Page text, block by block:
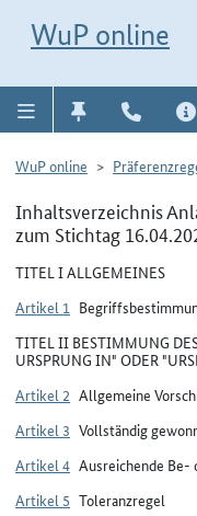
WuP online
WuP online
Inhaltsverzeichnis
zum Stichtag
TITEL I ALLGEMEINES
Artikel 1
TITEL II BESTIMMUNG
URSPRUNG IN" ODER
Artikel 2 Allgemeine
Artikel 3 Vollständig
Artikel 4 Ausreichende Be-
Artikel 5 Toleranzregel